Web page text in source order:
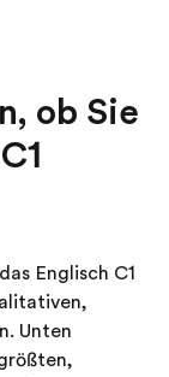
ob Sie
Englisch C1
Unten